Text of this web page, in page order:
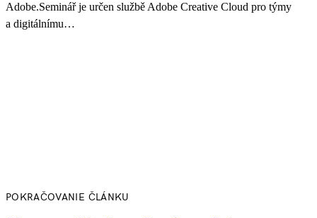
Adobe.Seminář je určen službě Adobe Creative Cloud pro týmy
a digitálnímu…
POKRAČOVANIE ČLÁNKU